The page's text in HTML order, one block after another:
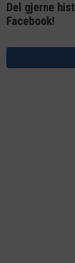
Del gjerne
Facebook!